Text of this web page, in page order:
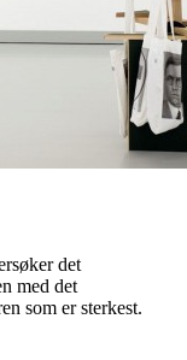
det
med det
som er sterkest.